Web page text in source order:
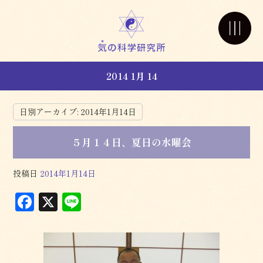
2014 1月 14
日別アーカイブ: 2014年1月14日
５月１４日、夏日の水曜会
投稿日 2014年1月14日
F
c
X
e